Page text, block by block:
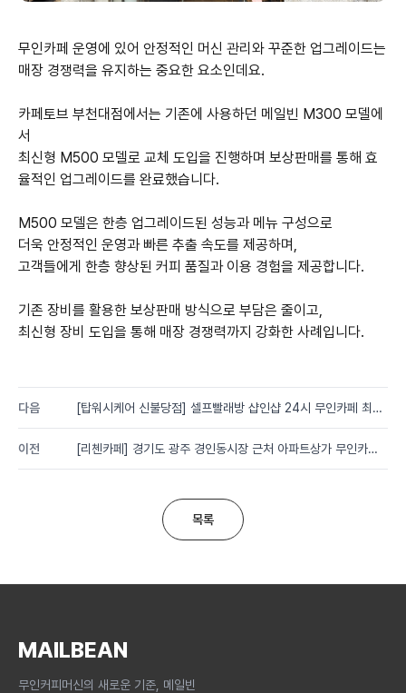
무인카페 운영에 있어 안정적인 머신 관리와 꾸준한 업그레이드는
매장 경쟁력을 유지하는 중요한 요소인데요.
카페토브 부천대점에서는 기존에 사용하던 메일빈 M300 모델에
서
최신형 M500 모델로 교체 도입을 진행하며 보상판매를 통해 효
율적인 업그레이드를 완료했습니다.
M500 모델은 한층 업그레이드된 성능과 메뉴 구성으로
더욱 안정적인 운영과 빠른 추출 속도를 제공하며,
고객들에게 한층 향상된 커피 품질과 이용 경험을 제공합니다.
기존 장비를 활용한 보상판매 방식으로 부담은 줄이고,
최신형 장비 도입을 통해 매장 경쟁력까지 강화한 사례입니다.
다음
[탑워시케어 신불당점] 셀프빨래방 샵인샵 24시 무인카페 최신
형 커피머신 설치사례
이전
[리첸카페] 경기도 광주 경인동시장 근처 아파트상가 무인카페
커피머신 설치사례
목록
MAILBEAN
무인커피머신의 새로운 기준, 메일빈